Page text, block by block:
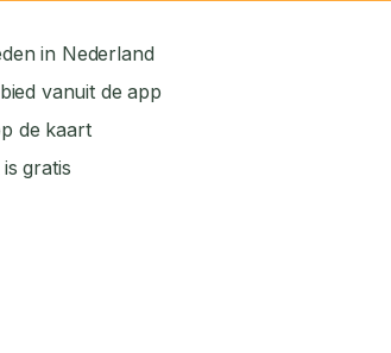
in Nederland
vanuit de app
de kaart
gratis